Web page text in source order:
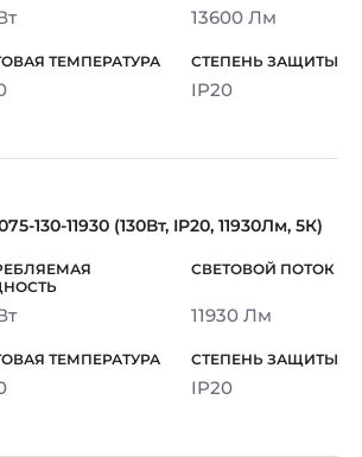
13600 Лм
IP20
130-11930 (130Вт, IP20, 11930Лм, 5К)
11930 Лм
IP20